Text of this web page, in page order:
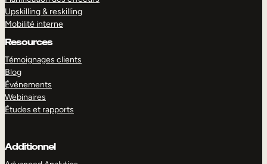
Upskilling & reskilling
Mobilité interne
Resources
Témoignages clients
Blog
Événements
Webinaires
Études et rapports
Additionnel